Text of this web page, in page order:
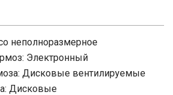
неполноразмерное
Электронный
Дисковые вентилируемые
Дисковые